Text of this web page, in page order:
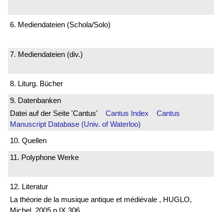
6. Mediendateien (Schola/Solo)
7. Mediendateien (div.)
8. Liturg. Bücher
9. Datenbanken
Datei auf der Seite 'Cantus' Cantus Index
Cantus
Manuscript Database (Univ. of Waterloo)
10. Quellen
11. Polyphone Werke
12. Literatur
La théorie de la musique antique et médiévale , HUGLO,